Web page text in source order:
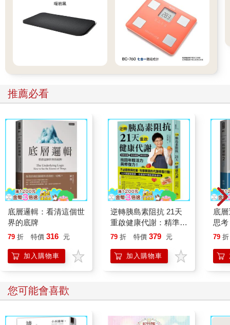
推薦必看
底層邏輯：看清這個世
界的底牌
79 折 特價 316 元
加入購物車
逆轉胰島素阻抗 21天
重啟健康代謝：精準控
糖、有效減重、降低發
復力！
79 折 特價 379 元
加入購物車
底
思
的
79 折
您可能會喜歡